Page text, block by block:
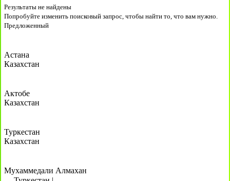
Результаты не найдены
Попробуйте изменить поисковый запрос, чтобы найти то, что вам нужно.
Предложенный
Астана
Казахстан
Актобе
Казахстан
Туркестан
Казахстан
Мухаммедали Алмахан